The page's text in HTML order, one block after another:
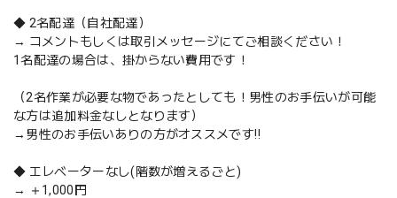
◆ 2名配達（自社配達）
→ コメントもしくは取引メッセージにてご相談ください！
1名配達の場合は、掛からない費用です！
（2名作業が必要な物であったとしても！男性のお手伝いが可能
な方は追加料金なしとなります）
→男性のお手伝いありの方がオススメです‼️
◆ エレベーターなし(階数が増えるごと)
→ ＋1,000円